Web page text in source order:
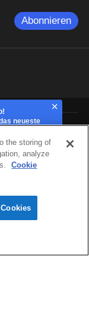
Abonnieren
neueste
the storing of
analyze
Cookie